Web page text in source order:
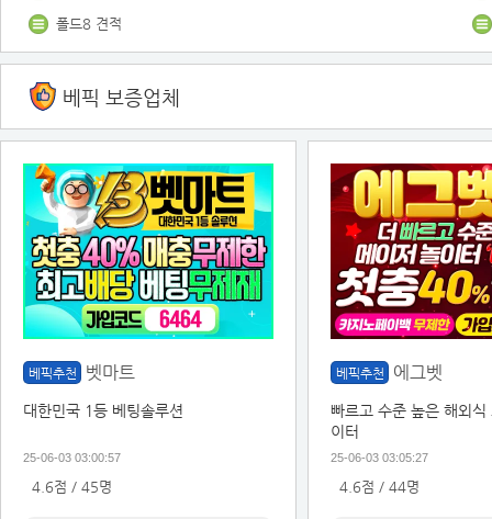
폴드8 견적
베픽 보증업체
베픽추천 벳마트
대한민국 1등 베팅솔루션
25-06-03 03:00:57
4.6점 / 45명
베픽추천 에그벳
빠르고 수준 높은 해외식
이터
25-06-03 03:05:27
4.6점 / 44명